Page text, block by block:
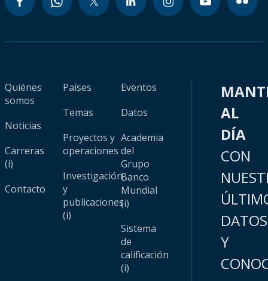
Quiénes
somos
Noticias
Carreras
(i)
Contacto
Países
Temas
Proyectos y
operaciones
Investigación
y
publicaciones
(i)
Eventos
Datos
Academia
del
Grupo
Banco
Mundial
(i)
Sistema
de
calificación
(i)
AL
DÍA
CON
DATOS
Y